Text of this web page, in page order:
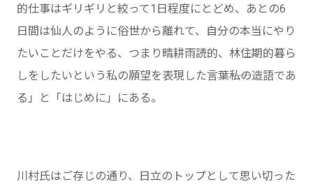
的仕事はギリギリと絞って1日程度にとどめ、あとの6
日間は仙人のように俗世から離れて、自分の本当にやり
たいことだけをやる、つまり晴耕雨読的、林住期的暮ら
しをしたいという私の願望を表現した言葉――私の造語であ
る」と「はじめに」にある。
川村氏はご存じの通り、日立のトップとして思い切った